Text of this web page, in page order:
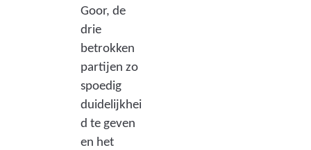
Goor, de
drie
betrokken
partijen zo
spoedig
duidelijkhei
d te geven
en het